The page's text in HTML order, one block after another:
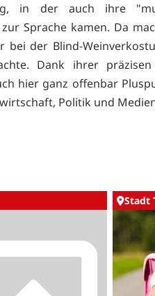
in der auch ihre
Sprache kamen. Da
bei der Blind-
Dank ihrer
hier ganz offenbar
Politik und
Stadt